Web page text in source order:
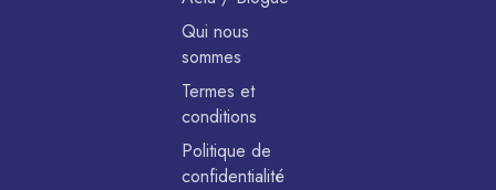
Qui nous
sommes
Termes et
conditions
Politique de
confidentialité